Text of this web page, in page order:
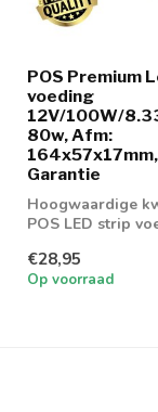
POS Premium
voeding
12V/100W/
80w, Afm:
Garantie
Hoogwaardige
POS LED strip
€28,95
Op voorraad